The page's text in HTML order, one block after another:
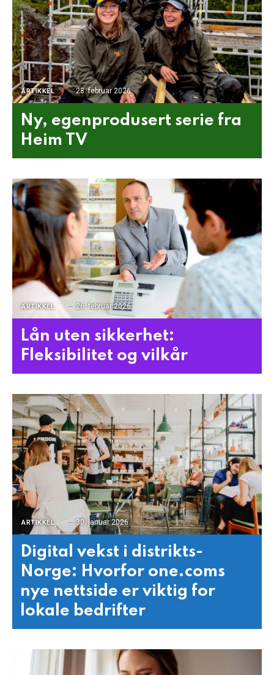
ARTIKKEL 28. februar 2026
Ny, egenprodusert serie fra
Heim TV
ARTIKKEL 26. februar 2026
Lån uten sikkerhet:
Fleksibilitet og vilkår
ARTIKKEL 30. januar 2026
Digital vekst i distrikts-
Norge: Hvorfor one.coms
nye nettside er viktig for
lokale bedrifter